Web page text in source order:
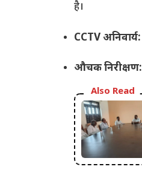
है।
CCTV अनिवार्य:
औचक निरीक्षण:
Also Read